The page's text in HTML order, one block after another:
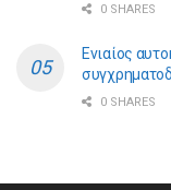
0 SHARES
Ενιαίος
0 SHARES